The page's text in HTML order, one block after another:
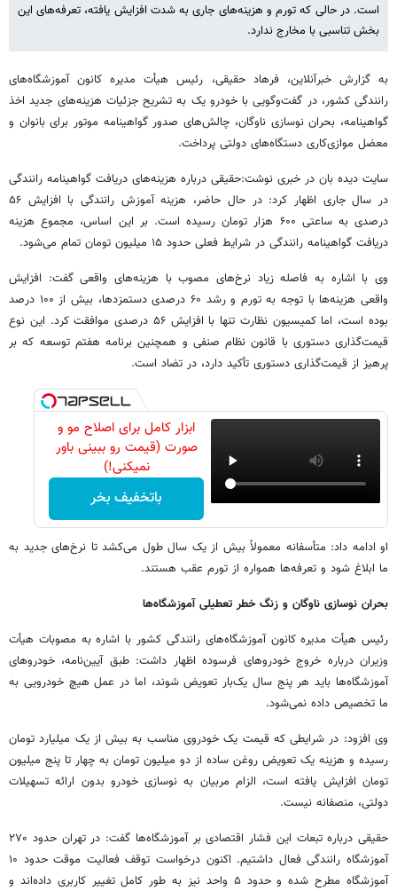
است. در حالی که تورم و هزینه‌های جاری به شدت افزایش یافته، تعرفه‌های این
بخش تناسبی با مخارج ندارد.
به گزارش خبرآنلاین، فرهاد حقیقی، رئیس هیأت مدیره کانون آموزشگاه‌های
رانندگی کشور، در گفت‌وگویی با خودرو یک به تشریح جزئیات هزینه‌های جدید اخذ
گواهینامه، بحران نوسازی ناوگان، چالش‌های صدور گواهینامه موتور برای بانوان و
معضل موازی‌کاری دستگاه‌های دولتی پرداخت.
سایت دیده بان در خبری نوشت:حقیقی درباره هزینه‌های دریافت گواهینامه رانندگی
در سال جاری اظهار کرد: در حال حاضر، هزینه آموزش رانندگی با افزایش ۵۶
درصدی به ساعتی ۶۰۰ هزار تومان رسیده است. بر این اساس، مجموع هزینه
دریافت گواهینامه رانندگی در شرایط فعلی حدود ۱۵ میلیون تومان تمام می‌شود.
وی با اشاره به فاصله زیاد نرخ‌های مصوب با هزینه‌های واقعی گفت: افزایش
واقعی هزینه‌ها با توجه به تورم و رشد ۶۰ درصدی دستمزدها، بیش از ۱۰۰ درصد
بوده است، اما کمیسیون نظارت تنها با افزایش ۵۶ درصدی موافقت کرد. این نوع
قیمت‌گذاری دستوری با قانون نظام صنفی و همچنین برنامه هفتم توسعه که بر
پرهیز از قیمت‌گذاری دستوری تأکید دارد، در تضاد است.
ابزار کامل برای اصلاح مو و
صورت (قیمت رو ببینی باور
نمیکنی!)
باتخفیف بخر
او ادامه داد: متأسفانه معمولاً بیش از یک سال طول می‌کشد تا نرخ‌های جدید به
ما ابلاغ شود و تعرفه‌ها همواره از تورم عقب هستند.
بحران نوسازی ناوگان و زنگ خطر تعطیلی آموزشگاه‌ها
رئیس هیأت مدیره کانون آموزشگاه‌های رانندگی کشور با اشاره به مصوبات هیأت
وزیران درباره خروج خودروهای فرسوده اظهار داشت: طبق آیین‌نامه، خودروهای
آموزشگاه‌ها باید هر پنج سال یک‌بار تعویض شوند، اما در عمل هیچ خودرویی به
ما تخصیص داده نمی‌شود.
وی افزود: در شرایطی که قیمت یک خودروی مناسب به بیش از یک میلیارد تومان
رسیده و هزینه یک تعویض روغن ساده از دو میلیون تومان به چهار تا پنج میلیون
تومان افزایش یافته است، الزام مربیان به نوسازی خودرو بدون ارائه تسهیلات
دولتی، منصفانه نیست.
حقیقی درباره تبعات این فشار اقتصادی بر آموزشگاه‌ها گفت: در تهران حدود ۲۷۰
آموزشگاه رانندگی فعال داشتیم. اکنون درخواست توقف فعالیت موقت حدود ۱۰
آموزشگاه مطرح شده و حدود ۵ واحد نیز به طور کامل تغییر کاربری داده‌اند و